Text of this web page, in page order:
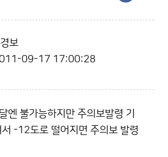
보
09-17 17:00:28
엔 불가능하지만 주의보발령 기
-12도로 떨어지면 주의보 발령